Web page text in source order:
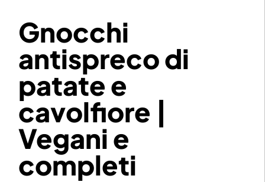
Gnocchi
antispreco di
patate e
cavolfiore |
Vegani e
completi